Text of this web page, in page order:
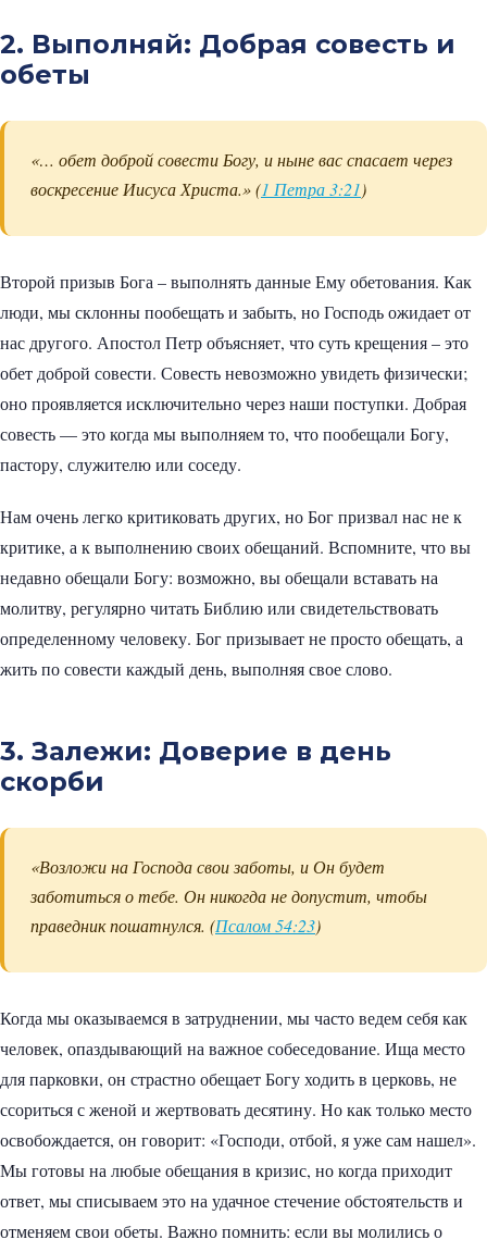
2. Выполняй: Добрая совесть и
обеты
«… обет доброй совести Богу, и ныне вас спасает через
воскресение Иисуса Христа.» (1 Петра 3:21)
Второй призыв Бога – выполнять данные Ему обетования. Как
люди, мы склонны пообещать и забыть, но Господь ожидает от
нас другого. Апостол Петр объясняет, что суть крещения – это
обет доброй совести. Совесть невозможно увидеть физически;
оно проявляется исключительно через наши поступки. Добрая
совесть — это когда мы выполняем то, что пообещали Богу,
пастору, служителю или соседу.
Нам очень легко критиковать других, но Бог призвал нас не к
критике, а к выполнению своих обещаний. Вспомните, что вы
недавно обещали Богу: возможно, вы обещали вставать на
молитву, регулярно читать Библию или свидетельствовать
определенному человеку. Бог призывает не просто обещать, а
жить по совести каждый день, выполняя свое слово.
3. Залежи: Доверие в день
скорби
«Возложи на Господа свои заботы, и Он будет
заботиться о тебе. Он никогда не допустит, чтобы
праведник пошатнулся. (Псалом 54:23)
Когда мы оказываемся в затруднении, мы часто ведем себя как
человек, опаздывающий на важное собеседование. Ища место
для парковки, он страстно обещает Богу ходить в церковь, не
ссориться с женой и жертвовать десятину. Но как только место
освобождается, он говорит: «Господи, отбой, я уже сам нашел».
Мы готовы на любые обещания в кризис, но когда приходит
ответ, мы списываем это на удачное стечение обстоятельств и
отменяем свои обеты. Важно помнить: если вы молились о